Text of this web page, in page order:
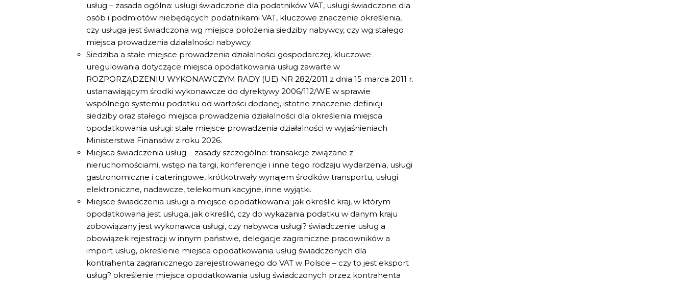
usług – zasada ogólna: usługi świadczone dla podatników VAT, usługi świadczone dla
osób i podmiotów niebędących podatnikami VAT, kluczowe znaczenie określenia,
czy usługa jest świadczona wg miejsca położenia siedziby nabywcy, czy wg stałego
miejsca prowadzenia działalności nabywcy.
Siedziba a stałe miejsce prowadzenia działalności gospodarczej, kluczowe
uregulowania dotyczące miejsca opodatkowania usług zawarte w
ROZPORZĄDZENIU WYKONAWCZYM RADY (UE) NR 282/2011 z dnia 15 marca 2011 r.
ustanawiającym środki wykonawcze do dyrektywy 2006/112/WE w sprawie
wspólnego systemu podatku od wartości dodanej, istotne znaczenie definicji
siedziby oraz stałego miejsca prowadzenia działalności dla określenia miejsca
opodatkowania usługi: stałe miejsce prowadzenia działalności w wyjaśnieniach
Ministerstwa Finansów z roku 2026.
Miejsca świadczenia usług – zasady szczególne: transakcje związane z
nieruchomościami, wstęp na targi, konferencje i inne tego rodzaju wydarzenia, usługi
gastronomiczne i cateringowe, krótkotrwały wynajem środków transportu, usługi
elektroniczne, nadawcze, telekomunikacyjne, inne wyjątki.
Miejsce świadczenia usługi a miejsce opodatkowania: jak określić kraj, w którym
opodatkowana jest usługa, jak określić, czy do wykazania podatku w danym kraju
zobowiązany jest wykonawca usługi, czy nabywca usługi? świadczenie usług a
obowiązek rejestracji w innym państwie, delegacje zagraniczne pracowników a
import usług, określenie miejsca opodatkowania usług świadczonych dla
kontrahenta zagranicznego zarejestrowanego do VAT w Polsce – czy to jest eksport
usług? określenie miejsca opodatkowania usług świadczonych przez kontrahenta